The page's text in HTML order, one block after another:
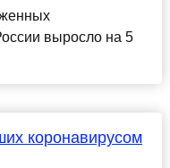
выросло на 5
коронавирусом